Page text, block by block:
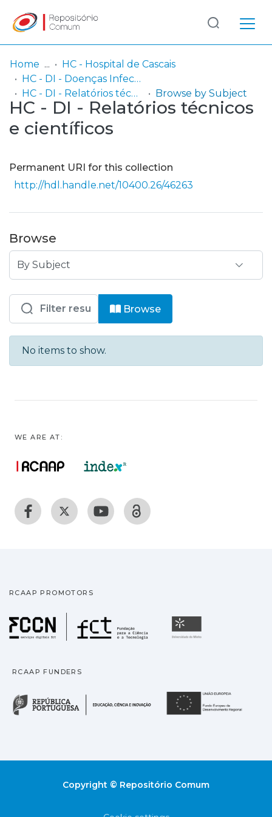
Communities
& Collections
Browse repository
Entities
Log
In
(current)
Home
HC - Hospital de Cascais
HC - DI - Doenças Infecciosas
HC - DI - Relatórios técnicos e científicos
Browse by Subject
HC - DI - Relatórios técnicos
e científicos
Permanent URI for this collection
http://hdl.handle.net/10400.26/46263
Browse
Browsing HC - DI - Relatórios
Browse
No items to show.
WE ARE AT:
RCAAP PROMOTORS
Fundação para a
RCAAP FUNDERS
República Portuguesa
Copyright © Repositório Comum